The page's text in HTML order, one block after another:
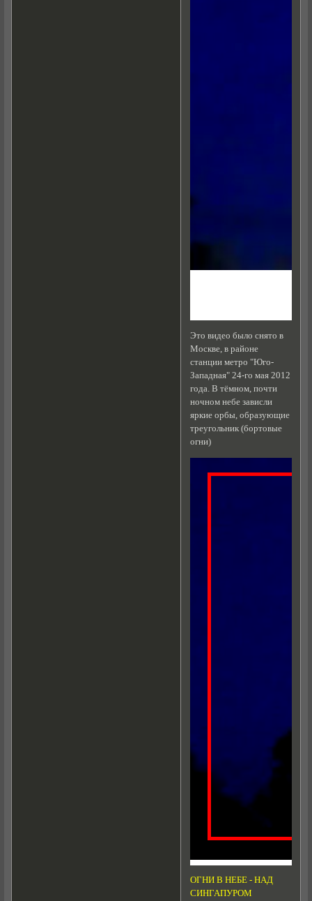
Это видео было снято в
Москве, в районе
станции метро "Юго-
Западная" 24-го мая 2012
года. В тёмном, почти
ночном небе зависли
яркие орбы, образующие
треугольник (бортовые
огни)
ОГНИ В НЕБЕ - НАД
СИНГАПУРОМ